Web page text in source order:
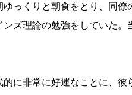
ゆっくりと朝食をとり、同
ンズ理論の勉強をしていた
的に非常に好運なことに、